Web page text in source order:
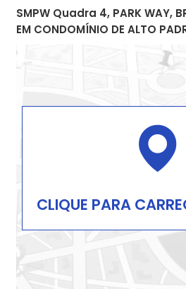
SMPW Quadra 4, PARK WAY,
EM CONDOMÍNIO DE ALTO
CLIQUE PARA